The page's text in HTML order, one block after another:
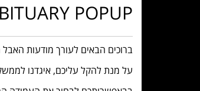
POPUP
ברוכים הבאים לעורך מודעות
על מנת להקל עליכם, איגדנו